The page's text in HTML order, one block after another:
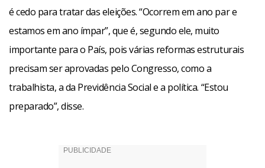
é cedo para tratar das eleições. “Ocorrem em ano par e
estamos em ano ímpar”, que é, segundo ele, muito
importante para o País, pois várias reformas estruturais
precisam ser aprovadas pelo Congresso, como a
trabalhista, a da Previdência Social e a política. “Estou
preparado”, disse.